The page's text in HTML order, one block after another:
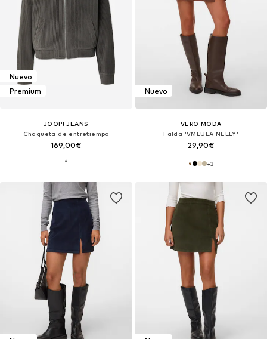
Nuevo
Premium
JOOP! JEANS
Chaqueta de entretiempo
169,00€
Nuevo
VERO MODA
Falda 'VMLULA NELLY'
29,90€
+3